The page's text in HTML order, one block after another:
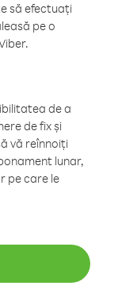
să efectuați
pe o
de a
de fix și
vă reînnoiți
lunar,
pe care le